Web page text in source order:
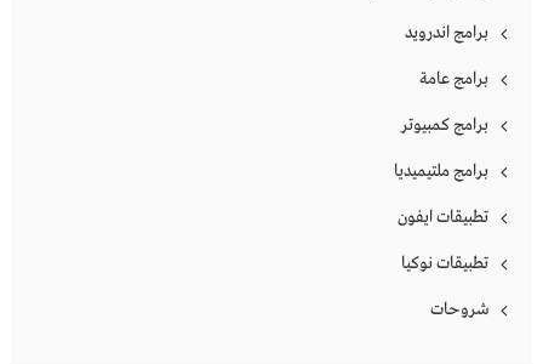
برامج اندرويد
برامج عامة
برامج كمبيوتر
برامج ملتيميديا
تطبيقات ايفون
تطبيقات نوكيا
شروحات